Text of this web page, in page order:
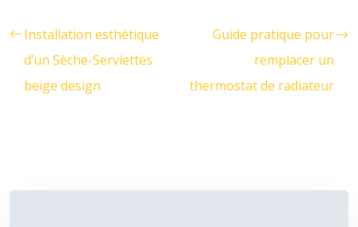
Installation esthétique
d’un Sèche-Serviettes
beige design
Guide pratique pour
remplacer un
thermostat de radiateur